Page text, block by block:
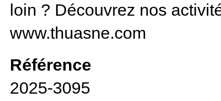
loin ? Découvrez nos
www.thuasne.com
Référence
2025-3095